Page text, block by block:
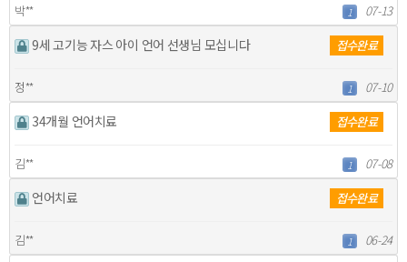
박** 1 07-13
9세 고기능 자스 아이 언어 선생님 모십니다 접수완료
정** 1 07-10
34개월 언어치료 접수완료
김** 1 07-08
언어치료 접수완료
김** 1 06-24